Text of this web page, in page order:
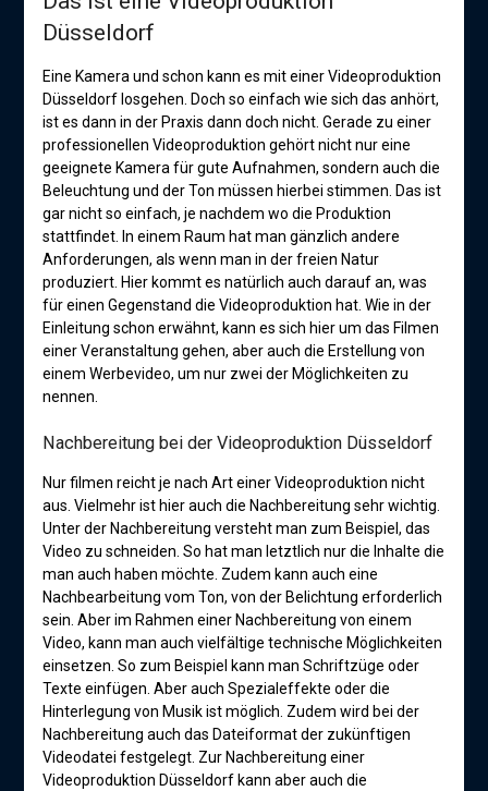
Düsseldorf
Eine Kamera und schon kann es mit einer Videoproduktion
Düsseldorf losgehen. Doch so einfach wie sich das anhört,
ist es dann in der Praxis dann doch nicht. Gerade zu einer
professionellen Videoproduktion gehört nicht nur eine
geeignete Kamera für gute Aufnahmen, sondern auch die
Beleuchtung und der Ton müssen hierbei stimmen. Das ist
gar nicht so einfach, je nachdem wo die Produktion
stattfindet. In einem Raum hat man gänzlich andere
Anforderungen, als wenn man in der freien Natur
produziert. Hier kommt es natürlich auch darauf an, was
für einen Gegenstand die Videoproduktion hat. Wie in der
Einleitung schon erwähnt, kann es sich hier um das Filmen
einer Veranstaltung gehen, aber auch die Erstellung von
einem Werbevideo, um nur zwei der Möglichkeiten zu
nennen.
Nachbereitung bei der Videoproduktion Düsseldorf
Nur filmen reicht je nach Art einer Videoproduktion nicht
aus. Vielmehr ist hier auch die Nachbereitung sehr wichtig.
Unter der Nachbereitung versteht man zum Beispiel, das
Video zu schneiden. So hat man letztlich nur die Inhalte die
man auch haben möchte. Zudem kann auch eine
Nachbearbeitung vom Ton, von der Belichtung erforderlich
sein. Aber im Rahmen einer Nachbereitung von einem
Video, kann man auch vielfältige technische Möglichkeiten
einsetzen. So zum Beispiel kann man Schriftzüge oder
Texte einfügen. Aber auch Spezialeffekte oder die
Hinterlegung von Musik ist möglich. Zudem wird bei der
Nachbereitung auch das Dateiformat der zukünftigen
Videodatei festgelegt. Zur Nachbereitung einer
Videoproduktion Düsseldorf kann aber auch die